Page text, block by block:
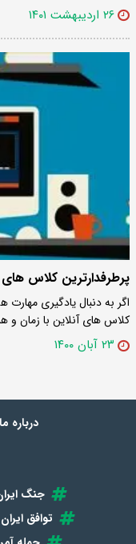
۲۶ اردیبهشت ۱۴۰۱
پرطرفدارترین کلاس های
اگر به دنبال یادگیری
کلاس های آنلاین با زمان و
۲۳ آبان ۱۴۰۰
درباره ما
جنگ
توافق